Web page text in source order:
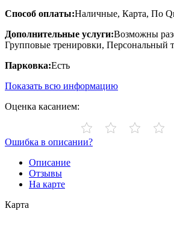
Способ оплаты:Наличные, Карта, По
Дополнительные услуги:Возможны
Групповые тренировки, Персональный
Парковка:Есть
Показать всю информацию
Оценка касанием:
Ошибка в описании?
Описание
Отзывы
На карте
Карта